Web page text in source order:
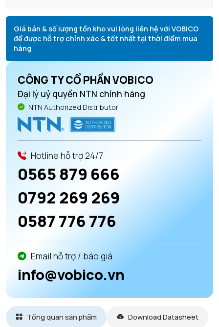
Giá bán & số lượng tồn kho vui lòng liên hệ với VOBICO
để được hỗ trợ chính xác & tốt nhất tại thời điểm mua
hàng
CÔNG TY CỔ PHẦN VOBICO
Đại lý uỷ quyền NTN chính hãng
NTN Authorized Distributor
Hotline hỗ trợ 24/7
0565 879 666
0792 269 269
0587 776 776
Email hỗ trợ / báo giá
info@vobico.vn
Tổng quan sản phẩm Download Datasheet